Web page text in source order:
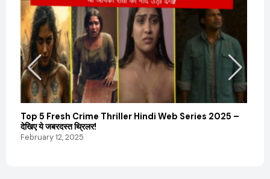
Top 5 Fresh Crime Thriller Hindi Web Series 2025 –
देखिए ये जबरदस्त थ्रिलर!
February 12, 2025